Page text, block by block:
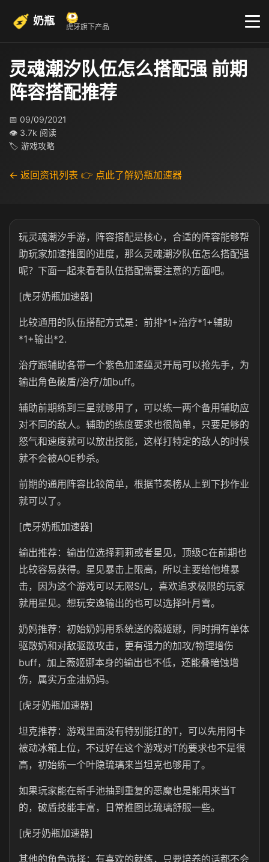
奶瓶 虎牙旗下产品
灵魂潮汐队伍怎么搭配强 前期
阵容搭配推荐
📅 09/09/2021
👁 3.7k 阅读
🏷 游戏攻略
← 返回资讯列表 👉 点此了解奶瓶加速器
玩灵魂潮汐手游，阵容搭配是核心，合适的阵容能够帮
助玩家加速推图的进度，那么灵魂潮汐队伍怎么搭配强
呢？下面一起来看看队伍搭配需要注意的方面吧。
[虎牙奶瓶加速器]
比较通用的队伍搭配方式是：前排*1+治疗*1+辅助
*1+输出*2.
治疗跟辅助各带一个紫色加速蕴灵开局可以抢先手，为
输出角色破盾/治疗/加buff。
辅助前期练到三星就够用了，可以练一两个备用辅助应
对不同的敌人。辅助的练度要求也很简单，只要足够的
怒气和速度就可以放出技能，这样打特定的敌人的时候
就不会被AOE秒杀。
前期的通用阵容比较简单，根据节奏榜从上到下抄作业
就可以了。
[虎牙奶瓶加速器]
输出推荐：输出位选择莉莉或者星见，顶级C在前期也
比较容易获得。星见暴击上限高，所以主要给他堆暴
击，因为这个游戏可以无限S/L，喜欢追求极限的玩家
就用星见。想玩安逸输出的也可以选择叶月雪。
奶妈推荐：初始奶妈用系统送的薇姬娜，同时拥有单体
驱散奶和对敌驱散攻击，更有强力的加攻/物理增伤
buff，加上薇姬娜本身的输出也不低，还能叠暗蚀增
伤，属实万金油奶妈。
[虎牙奶瓶加速器]
坦克推荐：游戏里面没有特别能扛的T，可以先用阿卡
被动冰箱上位，不过好在这个游戏对T的要求也不是很
高，初始练一个叶隐琉璃来当坦克也够用了。
如果玩家能在新手池抽到重复的恶魔也是能用来当T
的，破盾技能丰富，日常推图比琉璃舒服一些。
[虎牙奶瓶加速器]
其他的角色选择：有喜欢的就练，只要培养的话都不会